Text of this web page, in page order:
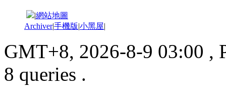
|網站地圖
Archiver|手機版|小黑屋|
GMT+8, 2026-8-9 03:00 ,
8 queries .